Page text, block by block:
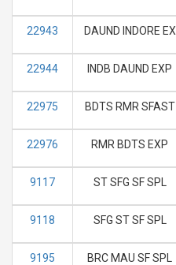
22943 DAUND INDORE EX
22944 INDB DAUND EXP
22975 BDTS RMR SFAST
22976 RMR BDTS EXP
9117 ST SFG SF SPL
9118 SFG ST SF SPL
9195 BRC MAU SF SPL